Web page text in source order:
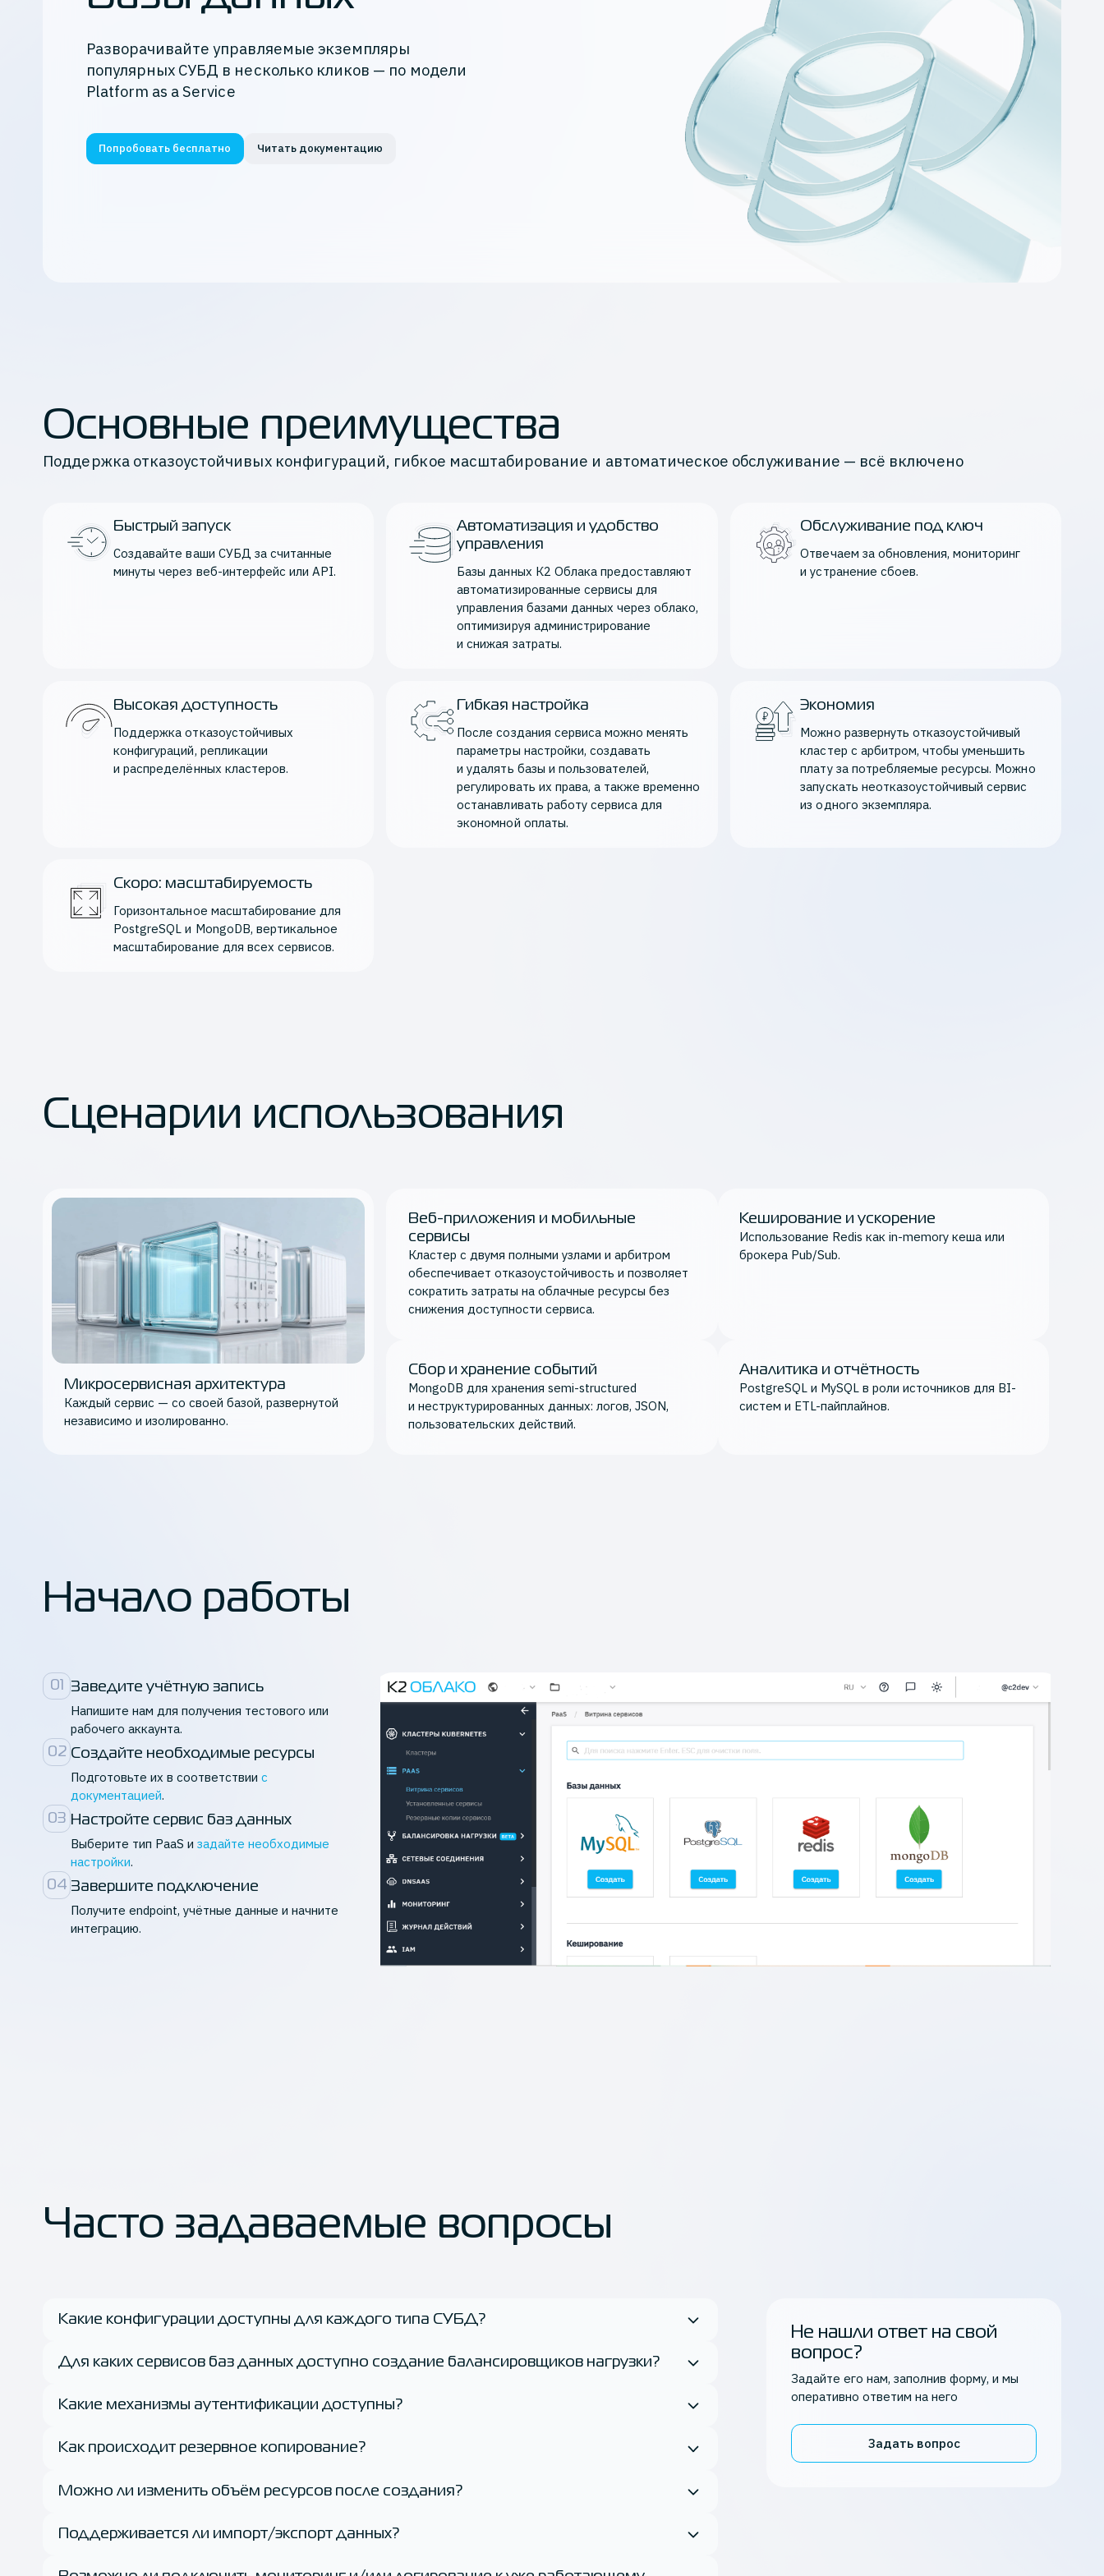
Кибербезопасность
Все продукты K2 Cloud
Разворачивайте управляемые экземпляры
популярных СУБД в несколько кликов — по модели
Platform as a Service
Попробовать бесплатно Читать документацию
Основные преимущества
Поддержка отказоустойчивых конфигураций, гибкое масштабирование и автоматическое обслуживание — всё включено
Быстрый запуск
Создавайте ваши СУБД за считанные
минуты через веб-интерфейс или API.
Автоматизация и удобство
управления
Базы данных К2 Облака предоставляют
автоматизированные сервисы для
управления базами данных через облако,
оптимизируя администрирование
и снижая затраты.
Обслуживание под ключ
Отвечаем за обновления, мониторинг
и устранение сбоев.
Высокая доступность
Поддержка отказоустойчивых
конфигураций, репликации
и распределённых кластеров.
Гибкая настройка
После создания сервиса можно менять
параметры настройки, создавать
и удалять базы и пользователей,
регулировать их права, а также временно
останавливать работу сервиса для
экономной оплаты.
Экономия
Можно развернуть отказоустойчивый
кластер с арбитром, чтобы уменьшить
плату за потребляемые ресурсы. Можно
запускать неотказоустойчивый сервис
из одного экземпляра.
Скоро: масштабируемость
Горизонтальное масштабирование для
PostgreSQL и MongoDB, вертикальное
масштабирование для всех сервисов.
Сценарии использования
Микросервисная архитектура
Каждый сервис — со своей базой, развернутой
независимо и изолированно.
Веб-приложения и мобильные
сервисы
Кластер с двумя полными узлами и арбитром
обеспечивает отказоустойчивость и позволяет
сократить затраты на облачные ресурсы без
снижения доступности сервиса.
Кеширование и ускорение
Использование Redis как in-memory кеша или
брокера Pub/Sub.
Сбор и хранение событий
MongoDB для хранения semi-structured
и неструктурированных данных: логов, JSON,
пользовательских действий.
Аналитика и отчётность
PostgreSQL и MySQL в роли источников для BI-
систем и ETL-пайплайнов.
Начало работы
0 Заведите учётную запись
Напишите нам для получения тестового или
рабочего аккаунта.
02 Создайте необходимые ресурсы
Подготовьте их в соответствии с
документацией.
03 Настройте сервис баз данных
Выберите тип PaaS и задайте необходимые
настройки.
04 Завершите подключение
Получите endpoint, учётные данные и начните
интеграцию.
Часто задаваемые вопросы
Какие конфигурации доступны для каждого типа СУБД?
Для каких сервисов баз данных доступно создание балансировщиков нагрузки?
Какие механизмы аутентификации доступны?
Как происходит резервное копирование?
Можно ли изменить объём ресурсов после создания?
Поддерживается ли импорт/экспорт данных?
Не нашли ответ на свой
вопрос?
Задайте его нам, заполнив форму, и мы
оперативно ответим на него
Задать вопрос